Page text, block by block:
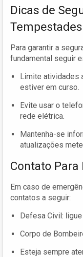
Dicas de
Tempestades
Para garantir a
fundamental seguir
Limite atividades
estiver em curso.
Evite usar o
rede elétrica.
Mantenha-se
atualizações
Contato
Em caso de
contatos a seguir:
Defesa Civil:
Corpo de
Esteja sempre